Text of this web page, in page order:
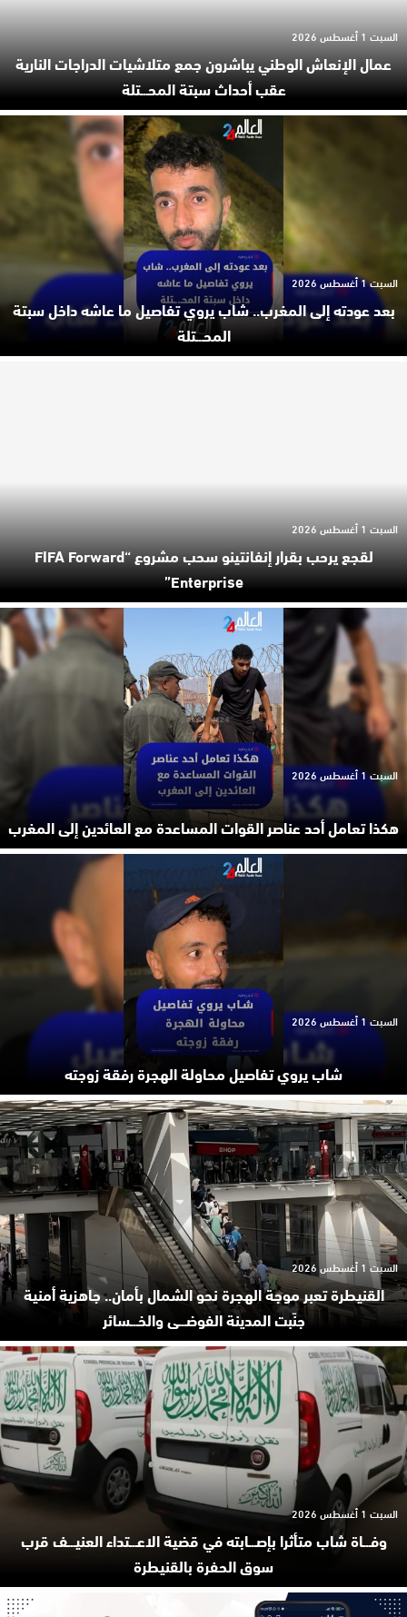
عمال الإنعاش الوطني يباشرون جمع متلاشيات الدراجات النارية
عقب أحداث سبتة المحـ.ـتلة
السبت 1 أغسطس 2026
بعد عودته إلى المغرب.. شاب يروي تفاصيل ما عاشه داخل سبتة
المحـ.ـتلة
السبت 1 أغسطس 2026
لقجع يرحب بقرار إنفانتينو سحب مشروع “FIFA Forward
Enterprise”
السبت 1 أغسطس 2026
هكذا تعامل أحد عناصر القوات المساعدة مع العائدين إلى المغرب
السبت 1 أغسطس 2026
شاب يروي تفاصيل محاولة الهجرة رفقة زوجته
السبت 1 أغسطس 2026
القنيطرة تعبر موجة الهجرة نحو الشمال بأمان.. جاهزية أمنية
جنّبت المدينة الفوضـ.ـى والخـ.ـسائر
السبت 1 أغسطس 2026
وفـ.ـاة شاب متأثرا بإصـ.ـابته في قضية الاعـ.ـتداء العنيـ.ـف قرب
سوق الحفرة بالقنيطرة
السبت 1 أغسطس 2026